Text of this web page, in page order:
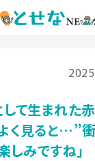
て生まれた
く見ると…”
しみですね」